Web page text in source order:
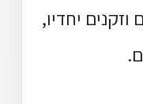
יחדיו,